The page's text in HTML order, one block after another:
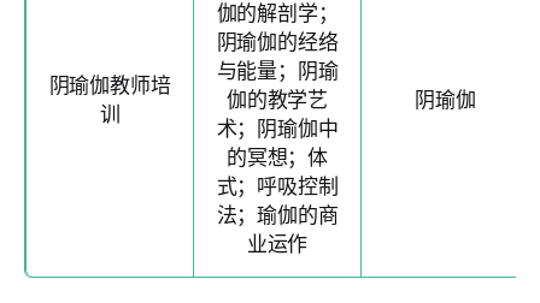
阴瑜伽教师培
训
伽的解剖学；
阴瑜伽的经络
与能量；阴瑜
伽的教学艺
术；阴瑜伽中
的冥想；体
式；呼吸控制
法；瑜伽的商
业运作
阴瑜伽